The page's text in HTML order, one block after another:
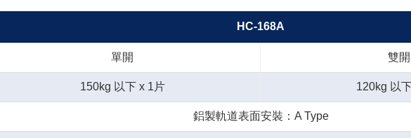
HC-168A
單開 雙開
150kg 以下 x 1片 120kg 以
鋁製軌道表面安裝：A Type